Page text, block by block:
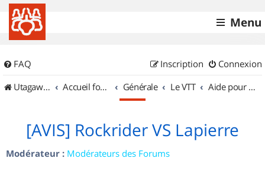
Menu
FAQ Connexion
Inscription
UtagawaVTT (Randos VTT et VTTAE avec traces GPS)
Accueil forum Générale Le VTT Aide pour l'achat d'un VTT
[AVIS] Rockrider VS Lapierre
Modérateur : Modérateurs des Forums